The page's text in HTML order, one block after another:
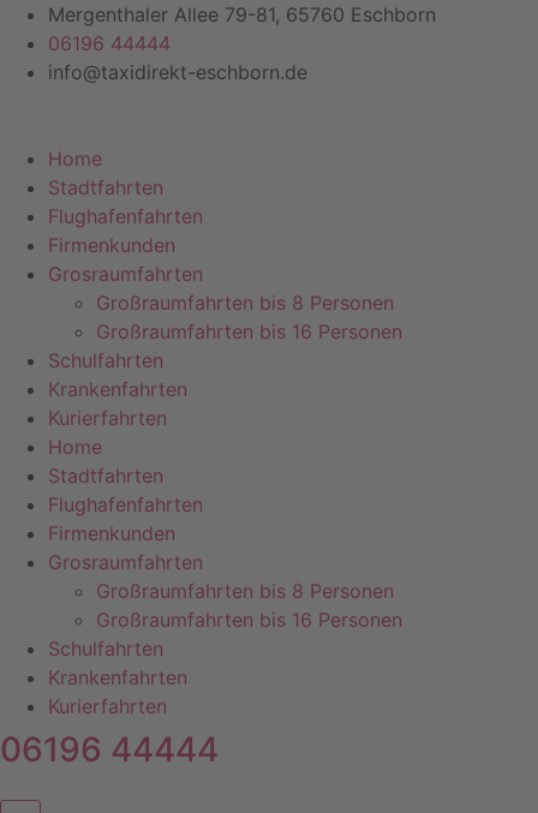
Zum
Inhalt
springen
Mergenthaler Allee 79-81, 65760 Eschborn
06196 44444
info@taxidirekt-eschborn.de
Home
Stadtfahrten
Flughafenfahrten
Firmenkunden
Grosraumfahrten
Großraumfahrten bis 8 Personen
Großraumfahrten bis 16 Personen
Schulfahrten
Krankenfahrten
Kurierfahrten
Home
Stadtfahrten
Flughafenfahrten
Firmenkunden
Grosraumfahrten
Großraumfahrten bis 8 Personen
Großraumfahrten bis 16 Personen
Schulfahrten
Krankenfahrten
Kurierfahrten
06196 44444